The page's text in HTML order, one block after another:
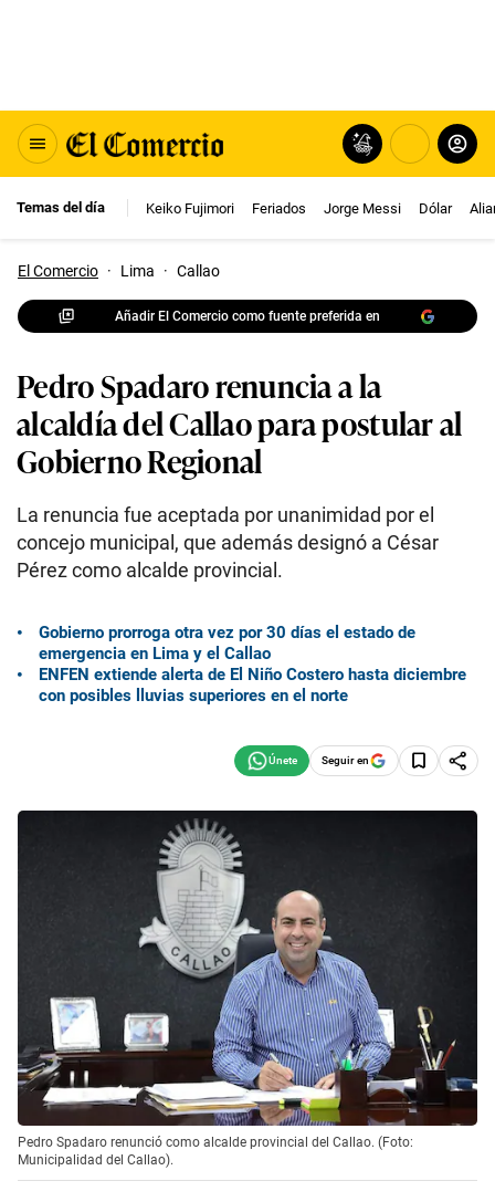
Temas del día Keiko Fujimori Feriados Jorge Messi Dólar
El Comercio · Lima · Callao
Añadir El Comercio como fuente preferida en
Pedro Spadaro renuncia a la
alcaldía del Callao para postular al
Gobierno Regional
La renuncia fue aceptada por unanimidad por el
concejo municipal, que además designó a César
Pérez como alcalde provincial.
Gobierno prorroga otra vez por 30 días el estado de
emergencia en Lima y el Callao
ENFEN extiende alerta de El Niño Costero hasta diciembre
con posibles lluvias superiores en el norte
Seguir en
Pedro Spadaro renunció como alcalde provincial del Callao. (Foto:
Municipalidad del Callao).